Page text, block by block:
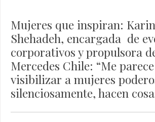
Mujeres que inspiran:
Shehadeh, encargada de
corporativos y propulsora
Mercedes Chile: “Me
visibilizar a mujeres
silenciosamente, hacen